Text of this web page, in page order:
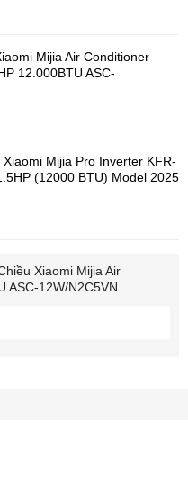
lo chi phí điện tăng cao.
Kiệm Điện
công suất hoạt động phù
Mijia Air Conditioner
12.000BTU ASC-
Mijia Pro Inverter KFR-
(12000 BTU) Model 2025
Xiaomi Mijia Air
ASC-12W/N2C5VN